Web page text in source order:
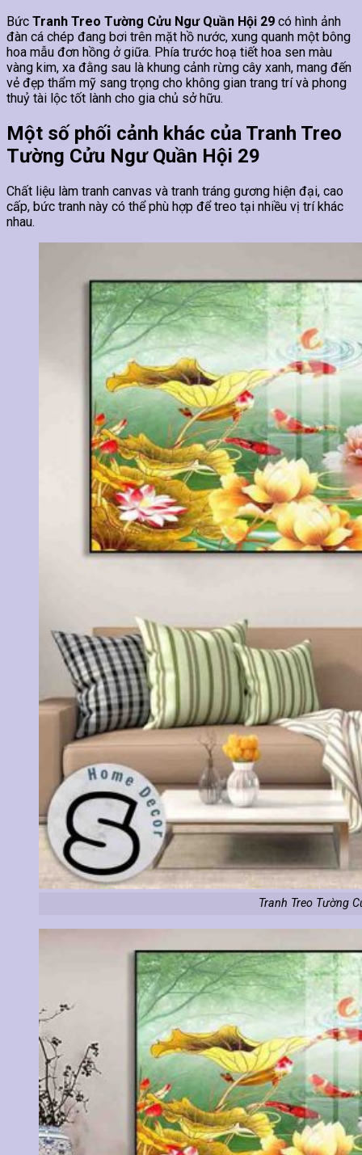
Bức Tranh Treo Tường Cửu Ngư Quần Hội 29 có hình ảnh
đàn cá chép đang bơi trên mặt hồ nước, xung quanh một bông
hoa mẫu đơn hồng ở giữa. Phía trước hoạ tiết hoa sen màu
vàng kim, xa đằng sau là khung cảnh rừng cây xanh, mang đến
vẻ đẹp thẩm mỹ sang trọng cho không gian trang trí và phong
thuỷ tài lộc tốt lành cho gia chủ sở hữu.
Một số phối cảnh khác của Tranh Treo
Tường Cửu Ngư Quần Hội 29
Chất liệu làm tranh canvas và tranh tráng gương hiện đại, cao
cấp, bức tranh này có thể phù hợp để treo tại nhiều vị trí khác
nhau.
Tranh Treo Tường